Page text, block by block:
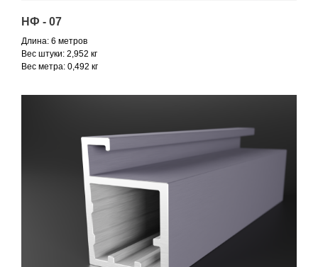
НФ - 07
Длина: 6 метров
Вес штуки: 2,952 кг
Вес метра: 0,492 кг